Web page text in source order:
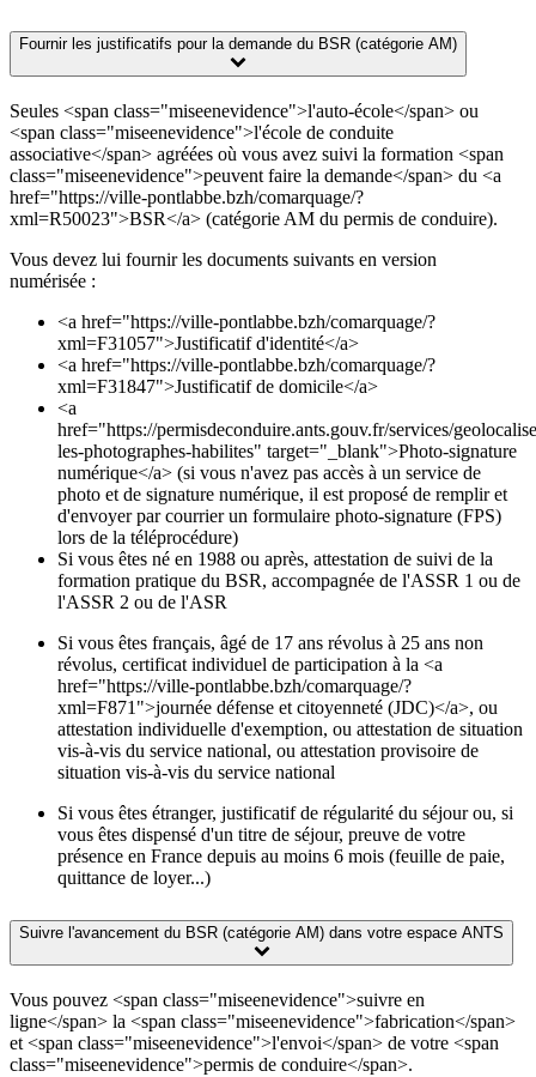
Fournir les justificatifs pour la demande du BSR (catégorie AM)
Seules <span class="miseenevidence">l'auto-école</span> ou
<span class="miseenevidence">l'école de conduite
associative</span> agréées où vous avez suivi la formation <span
class="miseenevidence">peuvent faire la demande</span> du <a
href="https://ville-pontlabbe.bzh/comarquage/?
xml=R50023">BSR</a> (catégorie AM du permis de conduire).
Vous devez lui fournir les documents suivants en version
numérisée :
<a href="https://ville-pontlabbe.bzh/comarquage/?
xml=F31057">Justificatif d'identité</a>
<a href="https://ville-pontlabbe.bzh/comarquage/?
xml=F31847">Justificatif de domicile</a>
<a
href="https://permisdeconduire.ants.gouv.fr/services/
les-photographes-habilites" target="_blank">Photo-signature
numérique</a> (si vous n'avez pas accès à un service de
photo et de signature numérique, il est proposé de remplir et
d'envoyer par courrier un formulaire photo-signature (FPS)
lors de la téléprocédure)
Si vous êtes né en 1988 ou après, attestation de suivi de la
formation pratique du BSR, accompagnée de l'ASSR 1 ou de
l'ASSR 2 ou de l'ASR
Si vous êtes français, âgé de 17 ans révolus à 25 ans non
révolus, certificat individuel de participation à la <a
href="https://ville-pontlabbe.bzh/comarquage/?
xml=F871">journée défense et citoyenneté (JDC)</a>, ou
attestation individuelle d'exemption, ou attestation de situation
vis-à-vis du service national, ou attestation provisoire de
situation vis-à-vis du service national
Si vous êtes étranger, justificatif de régularité du séjour ou, si
vous êtes dispensé d'un titre de séjour, preuve de votre
présence en France depuis au moins 6 mois (feuille de paie,
quittance de loyer...)
Suivre l'avancement du BSR (catégorie AM) dans votre espace ANTS
Vous pouvez <span class="miseenevidence">suivre en
ligne</span> la <span class="miseenevidence">fabrication</span>
et <span class="miseenevidence">l'envoi</span> de votre <span
class="miseenevidence">permis de conduire</span>.